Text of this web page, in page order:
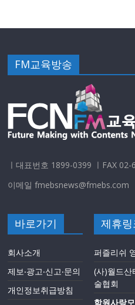
FM교육방송
ㅣ대표번호 1899-0399 ㅣFAX
이메일 fmebsnews@fmebs.com
바로가기
회사소개
제보‧광고‧신고‧문의
개인정보취급방침
제휴링
퍼즐리쉬
(사)월드산
술협회
학원사랑